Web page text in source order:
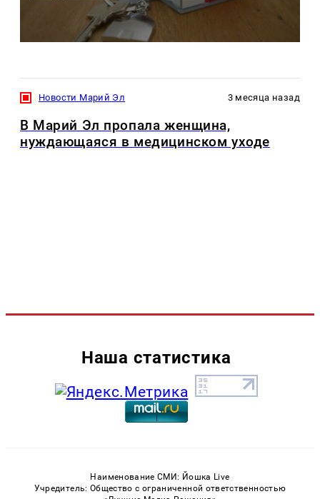
Новости Марий Эл 3 месяца назад
В Марий Эл пропала женщина,
нуждающаяся в медицинском уходе
Наша статистика
Наименование СМИ: Йошка Live
Учредитель: Общество с ограниченной ответственностью